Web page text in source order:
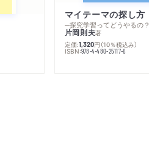
マイテーマの探し方
─探究学習ってどうやるの？
片岡則夫著
定価:1,320円 （10％税込み）
ISBN:978-4-480-25117-6